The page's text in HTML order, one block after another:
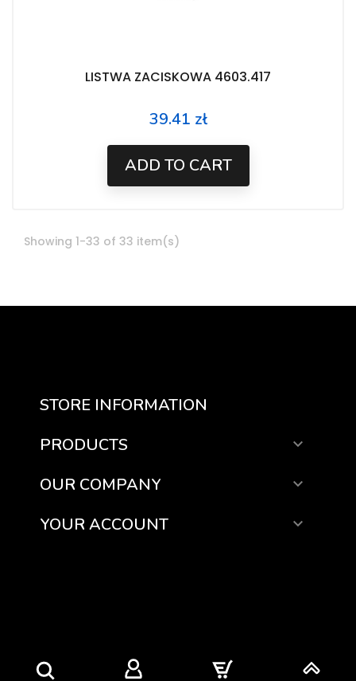
LISTWA ZACISKOWA 4603.417
Price
39.41 zł
ADD TO CART
Showing 1-33 of 33 item(s)
STORE INFORMATION
PRODUCTS

OUR COMPANY 
YOUR ACCOUNT 